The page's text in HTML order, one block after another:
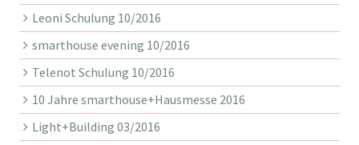
Leoni Schulung 10/2016
smarthouse evening 10/2016
Telenot Schulung 10/2016
10 Jahre smarthouse+Hausmesse 2016
Light+Building 03/2016